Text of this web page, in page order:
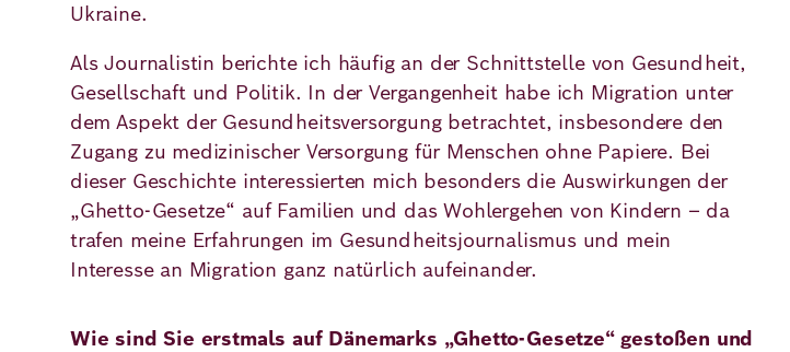
Ukraine.
Als Journalistin berichte ich häufig an der Schnittstelle von Gesundheit,
Gesellschaft und Politik. In der Vergangenheit habe ich Migration unter
dem Aspekt der Gesundheitsversorgung betrachtet, insbesondere den
Zugang zu medizinischer Versorgung für Menschen ohne Papiere. Bei
dieser Geschichte interessierten mich besonders die Auswirkungen der
„Ghetto-Gesetze“ auf Familien und das Wohlergehen von Kindern – da
trafen meine Erfahrungen im Gesundheitsjournalismus und mein
Interesse an Migration ganz natürlich aufeinander.
Wie sind Sie erstmals auf Dänemarks „Ghetto-Gesetze“ gestoßen und